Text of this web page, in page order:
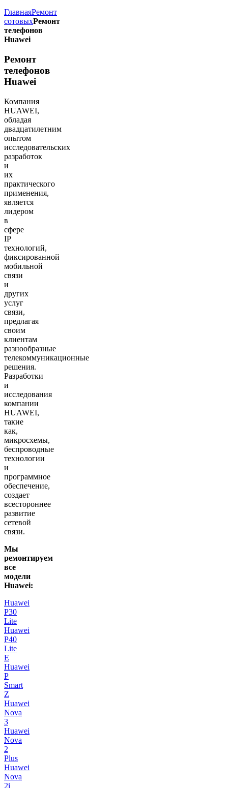
ГлавнаяРемонт
сотовыхРемонт
телефонов
Huawei
Ремонт
телефонов
Huawei
Компания
HUAWEI,
обладая
двадцатилетним
опытом
исследовательских
разработок
и
их
практического
применения,
является
лидером
в
сфере
IP
технологий,
фиксированной
мобильной
связи
и
других
услуг
связи,
предлагая
своим
клиентам
разнообразные
телекоммуникационные
решения.
Разработки
и
исследования
компании
HUAWEI,
такие
как,
микросхемы,
беспроводные
технологии
и
программное
обеспечение,
создает
всестороннее
развитие
сетевой
связи.
Мы
ремонтируем
все
модели
Huawei:
Huawei
P30
Lite
Huawei
P40
Lite
E
Huawei
P
Smart
Z
Huawei
Nova
3
Huawei
Nova
2
Plus
Huawei
Nova
2i